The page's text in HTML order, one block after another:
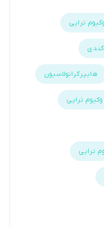
تراپی
هایپرگرانولاسیون
تراپی